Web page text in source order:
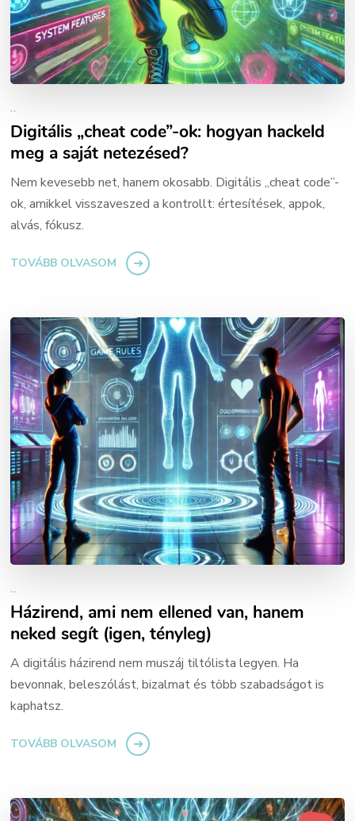
..
Digitális „cheat code”-ok: hogyan hackeld
meg a saját netezésed?
Nem kevesebb net, hanem okosabb. Digitális „cheat code”-
ok, amikkel visszaveszed a kontrollt: értesítések, appok,
alvás, fókusz.
TOVÁBB OLVASOM
..
Házirend, ami nem ellened van, hanem
neked segít (igen, tényleg)
A digitális házirend nem muszáj tiltólista legyen. Ha
bevonnak, beleszólást, bizalmat és több szabadságot is
kaphatsz.
TOVÁBB OLVASOM